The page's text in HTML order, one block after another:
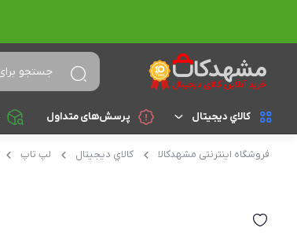
کالاي ديجيتال
لپ تاپ براساس cpu
پرسش‌های متداول
فروشگاه اینترنتی مشهدکالا کالاي ديجيتال لپ تاپ